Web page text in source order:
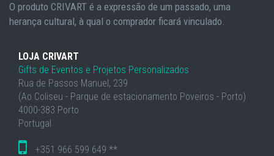
O produto CRIVART é a expressão de um passado, uma
herança cultural, à qual o comprador ficará vinculado.
LOJA CRIVART
Gifts de Eventos e Projetos Personalizados
Rua de Passos Manuel, 239
(Ao Coliseu - Parque de estacionamento Poveiros - Porto)
4000-383 Porto
Portugal
+351 966 599 649 **